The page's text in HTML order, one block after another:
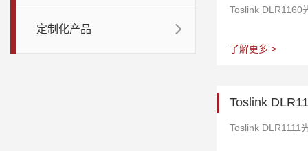
定制化产品
Toslink DLR1160
了解更多 >
Toslink
Toslink DLR1111